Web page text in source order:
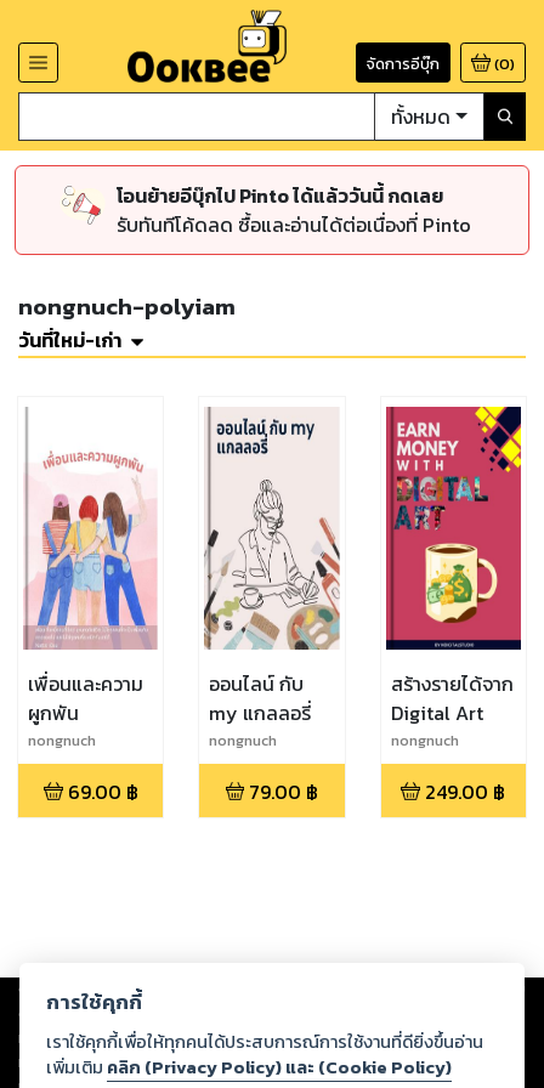
จัดการอีบุ๊ก (0)
ทั้งหมด
โอนย้ายอีบุ๊กไป Pinto ได้แล้ววันนี้ กดเลย
รับทันทีโค้ดลด ซื้อและอ่านได้ต่อเนื่องที่ Pinto
nongnuch-polyiam
วันที่ใหม่-เก่า
เพื่อนและความ
ผูกพัน
nongnuch
polyiam
69.00 ฿
ออนไลน์ กับ
my แกลลอรี่
nongnuch
polyiam
79.00 ฿
สร้างรายได้จาก
Digital Art
nongnuch
polyiam
249.00 ฿
Copyright © 2026
ต่อผลงานหรือเนื้อหาใดที่อัปโหลดผ่านเว็บไซต์และปรากฏว่าละเมิดสิทธิใน
ทรัพย์สินทางปัญญาของบุคคลอื่นหรือขัดต่อกฎหมายและศีลธรรม ดังนั้น ผู้อ่าน
ทุกท่านโปรดใช้วิจารณญาณในการกลั่นกรองด้วยตนเอง และหากท่านพบว่าส่วน
การใช้คุกกี้
เราใช้คุกกี้เพื่อให้ทุกคนได้ประสบการณ์การใช้งานที่ดียิ่งขึ้นอ่าน
เพิ่มเติม คลิก (Privacy Policy) และ (Cookie Policy)